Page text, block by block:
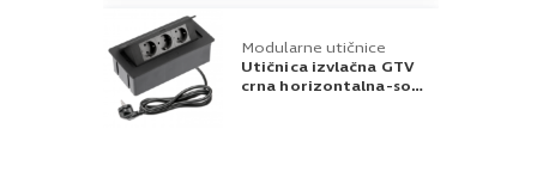
Modularne utičnice
Utičnica izvlačna GTV
crna horizontalna-soft